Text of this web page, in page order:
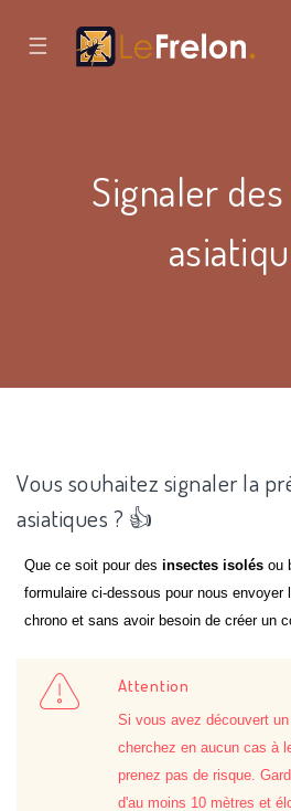
☰
Signaler
Vous souhaitez signaler la
asiatiques ? 👍
Que ce soit pour desinsectes isolés ou
formulaire ci-dessous pour nous envoyer
chrono et sans avoir besoin de créer un
Attention
Si vous avez découvert
cherchez en aucun cas à
prenez pas de risque.
d'au moins 10 mètres et